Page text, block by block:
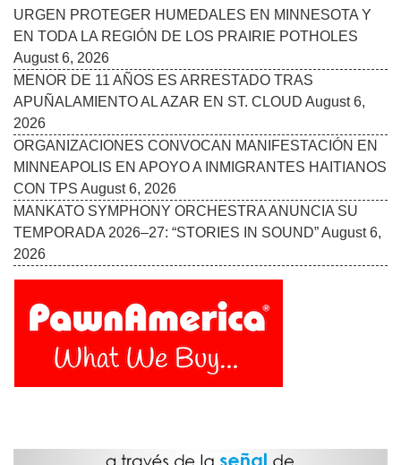
Follow Us On:
INICIO
MISIÓN
COLABORADORES
EDICIÓN IMPRESA
FUENTES
TÉRMINOS
CONTACTO
VISITA ESTOS ENLANCES
E-MAIL US